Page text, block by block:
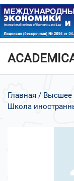
Главная
Высшее
Школа